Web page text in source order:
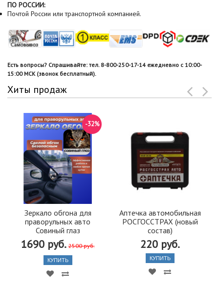
ПО РОССИИ:
Почтой России или транспортной компанией.
Есть вопросы? Спрашивайте: тел. 8-800-250-17-14 ежедневно с 10:00-
15:00 МСК (звонок бесплатный).
Хиты продаж
Зеркало обгона для
праворульных авто
Совиный глаз
1690 руб. 2500 руб.
-32%
КУПИТЬ
Аптечка автомобильная
РОСГОССТРАХ (новый
состав)
220 руб.
КУПИТЬ